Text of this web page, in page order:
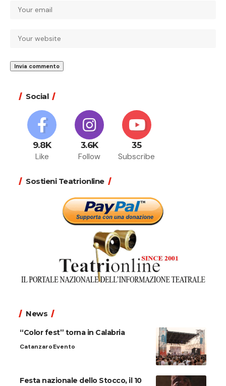
Social
9.8K
Like
3.6K
Follow
35
Subscribe
Sostieni Teatrionline
News
“Color fest” torna in Calabria
CatanzaroEvento
Festa nazionale dello Stocco, il 10